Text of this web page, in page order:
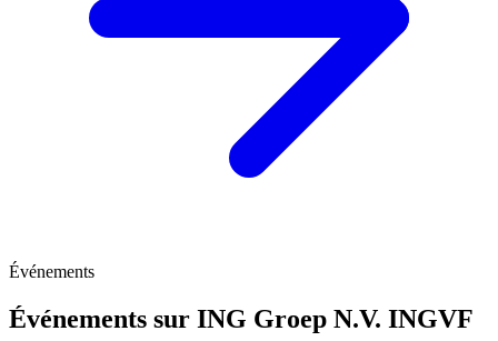
Événements
Événements sur ING Groep N.V. INGVF